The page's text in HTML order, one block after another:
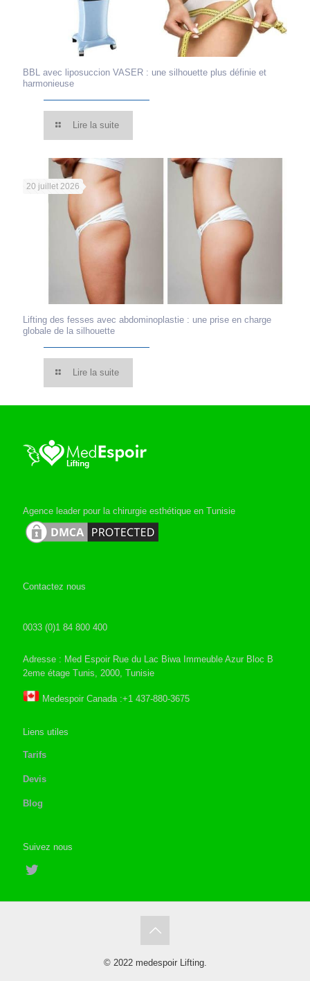
BBL avec liposuccion VASER : une silhouette plus définie et
harmonieuse
Lire la suite
20 juillet 2026
Lifting des fesses avec abdominoplastie : une prise en charge
globale de la silhouette
Lire la suite
Agence leader pour la chirurgie esthétique en Tunisie
Contactez nous
0033 (0)1 84 800 400
Adresse : Med Espoir Rue du Lac Biwa Immeuble Azur Bloc B
2eme étage Tunis, 2000, Tunisie
Medespoir Canada :+1 437-880-3675
Liens utiles
Tarifs
Devis
Blog
Suivez nous
© 2022 medespoir Lifting.